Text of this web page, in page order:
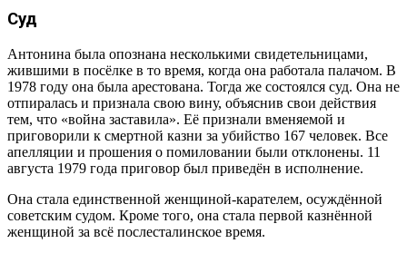
Суд
Антонина была опознана несколькими свидетельницами,
жившими в посёлке в то время, когда она работала палачом. В
1978 году она была арестована. Тогда же состоялся суд. Она не
отпиралась и признала свою вину, объяснив свои действия
тем, что «война заставила». Её признали вменяемой и
приговорили к смертной казни за убийство 167 человек. Все
апелляции и прошения о помиловании были отклонены. 11
августа 1979 года приговор был приведён в исполнение.
Она стала единственной женщиной-карателем, осуждённой
советским судом. Кроме того, она стала первой казнённой
женщиной за всё послесталинское время.